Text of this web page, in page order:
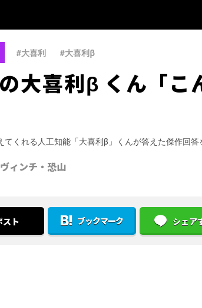
#大喜利 #大喜利β
大喜利β くん「こ
てくれる人工知能「大喜利β」くんが答えた傑作回答
ィンチ・恐山
スト ブックマーク シェア